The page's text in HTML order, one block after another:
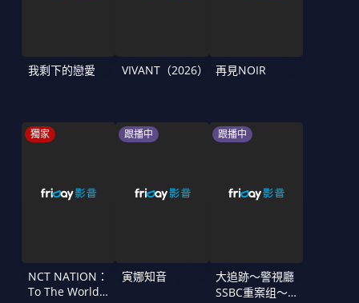
我剩下的戀愛 VIVANT（2026） 再見NOIR
獨家
NCT NATION：
To The World
跟播中
寅娜知音
跟播中
大追跡〜警視廳
SSBC重案组〜